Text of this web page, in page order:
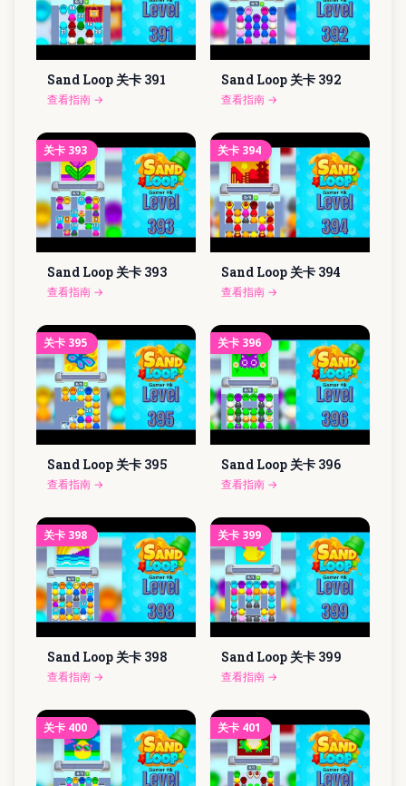
Sand Loop 关卡 391
查看指南 →
Sand Loop 关卡 392
查看指南 →
关卡 393
Sand Loop 关卡 393
查看指南 →
关卡 394
Sand Loop 关卡 394
查看指南 →
关卡 395
Sand Loop 关卡 395
查看指南 →
关卡 396
Sand Loop 关卡 396
查看指南 →
关卡 398
Sand Loop 关卡 398
查看指南 →
关卡 399
Sand Loop 关卡 399
查看指南 →
关卡 400 关卡 401